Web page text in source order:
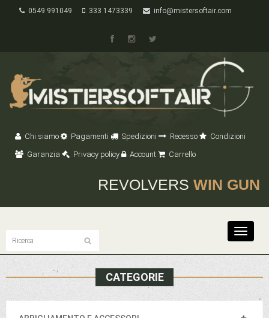
0549 991049 333 1473339 info@mistersoftair.com
Chi siamo Pagamenti Spedizioni Recesso
Condizioni
Garanzia
Privacy policy Account Carrello
REVOLVERS WIN GUN
Toggle
CATEGORIE